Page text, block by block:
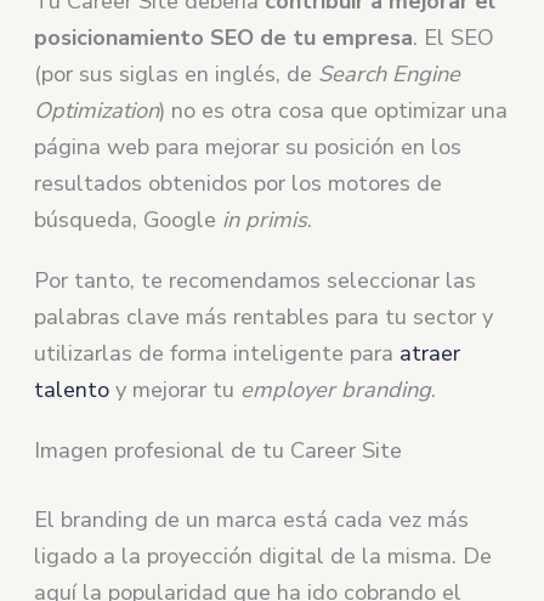
posicionamiento SEO de tu empresa. El SEO
(por sus siglas en inglés, de Search Engine
Optimization) no es otra cosa que optimizar una
página web para mejorar su posición en los
resultados obtenidos por los motores de
búsqueda, Google in primis.
Por tanto, te recomendamos seleccionar las
palabras clave más rentables para tu sector y
utilizarlas de forma inteligente para atraer
talento y mejorar tu employer branding.
Imagen profesional de tu Career Site
El branding de un marca está cada vez más
ligado a la proyección digital de la misma. De
aquí la popularidad que ha ido cobrando el